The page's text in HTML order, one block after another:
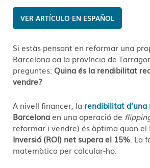
ESPAÑOL
Si estàs pensant en reformar una
Barcelona oa la província de
preguntes: Quina és la rendibilitat
vendre?
A nivell financer, la rendibilitat
Barcelonaen una operació de
reformar i vendre) és òptima quan el
Inversió (ROI) net supera el 15% . La
matemàtica per calcular-ho: